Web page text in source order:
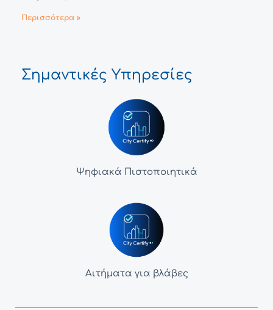
Περισσότερα »
Σημαντικές Υπηρεσίες
Ψηφιακά Πιστοποιητικά
Αιτήματα για βλάβες